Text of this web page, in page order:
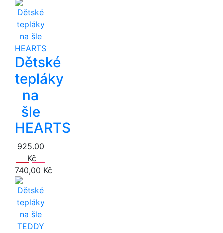
Dětské
tepláky
na
šle
HEARTS
925.00
Kč
740,00 Kč